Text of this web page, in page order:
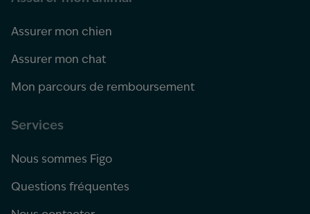
Assurer mon chien
Assurer mon chat
Mon parcours de remboursement
Services
Nous sommes Figo
Questions fréquentes